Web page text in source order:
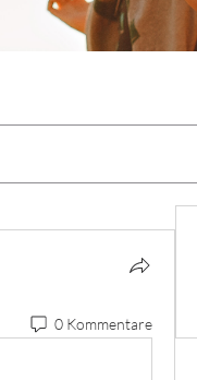
0 Kommentare